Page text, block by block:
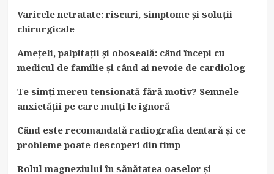
Varicele netratate: riscuri, simptome și soluții
chirurgicale
Amețeli, palpitații și oboseală: când începi cu
medicul de familie și când ai nevoie de cardiolog
Te simți mereu tensionată fără motiv? Semnele
anxietății pe care mulți le ignoră
Când este recomandată radiografia dentară și ce
probleme poate descoperi din timp
Rolul magneziului în sănătatea oaselor și